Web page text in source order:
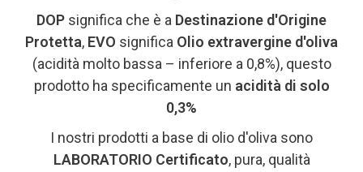
DOP significa che è a Destinazione d'Origine
Protetta, EVO significa Olio extravergine d'oliva
(acidità molto bassa – inferiore a 0,8%), questo
prodotto ha specificamente un acidità di solo
0,3%
I nostri prodotti a base di olio d'oliva sono
LABORATORIO Certificato, pura, qualità